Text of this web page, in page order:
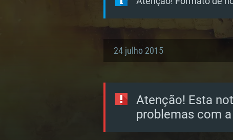
24 julho 2015
Atenção! Esta
problemas com